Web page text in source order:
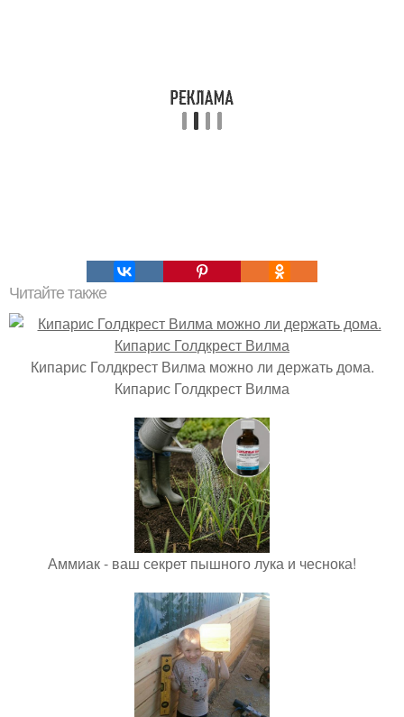
Читайте также
Кипарис Голдкрест Вилма можно ли держать дома.
Кипарис Голдкрест Вилма
Аммиак - ваш секрет пышного лука и чеснока!